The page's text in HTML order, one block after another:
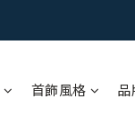
首飾風格 品